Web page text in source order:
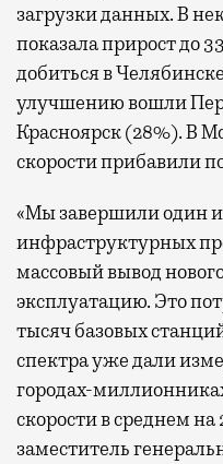
загрузки данных. В
показала прирост до
добиться в
улучшению вошли
Красноярск (28%). В
скорости прибавили
«Мы завершили один
инфраструктурных
массовый вывод
эксплуатацию. Это
тысяч базовых
спектра уже дали
городах-
скорости в среднем
заместитель